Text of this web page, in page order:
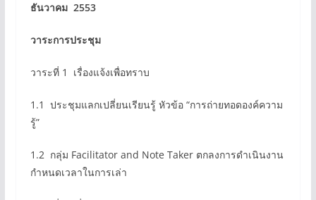
ธันวาคม 2553
วาระการประชุม
วาระที่ 1 เรื่องแจ้งเพื่อทราบ
1.1 ประชุมแลกเปลี่ยนเรียนรู้ หัวข้อ “การถ่ายทอดองค์ความ
รู้”
1.2 กลุ่ม Facilitator and Note Taker ตกลงการดำเนินงาน
กำหนดเวลาในการเล่า